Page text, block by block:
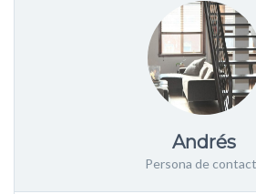
Andrés
Persona de